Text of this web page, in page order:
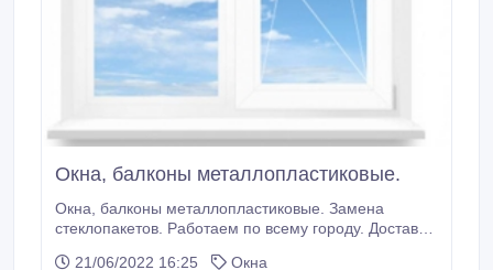
Окна, балконы металлопластиковые.
Окна, балконы металлопластиковые. Замена
стеклопакетов. Работаем по всему городу. Доставка
21/06/2022 16:25
Окна